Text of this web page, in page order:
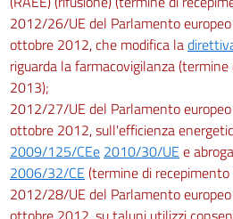
2012/26/UE del Parlamento
ottobre 2012, che modifica la
riguarda la farmacovigilanza
2013);
2012/27/UE del Parlamento
ottobre 2012, sull'efficienza
2009/125/CEe 2010/30/UE e
2006/32/CE (termine di
2012/28/UE del Parlamento